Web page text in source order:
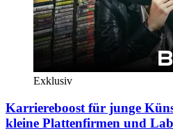
Exklusiv
Karriereboost für junge
kleine Plattenfirmen und